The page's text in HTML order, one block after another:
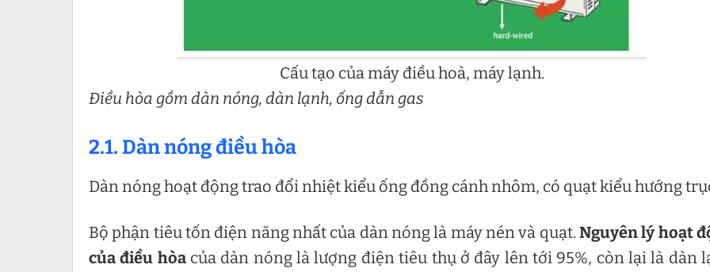
Cấu tạo của máy điều hoà, máy lạnh.
Điều hòa gồm dàn nóng, dàn lạnh, ống dẫn gas
2.1. Dàn nóng điều hòa
Dàn nóng hoạt động trao đổi nhiệt kiểu ống đồng cánh nhôm, có quạt kiểu hướng
Bộ phận tiêu tốn điện năng nhất của dàn nóng là máy nén và quạt. Nguyên lý hoạt
của điều hòacủa dàn nóng là lượng điện tiêu thụ ở đây lên tới 95%, còn lại là dàn